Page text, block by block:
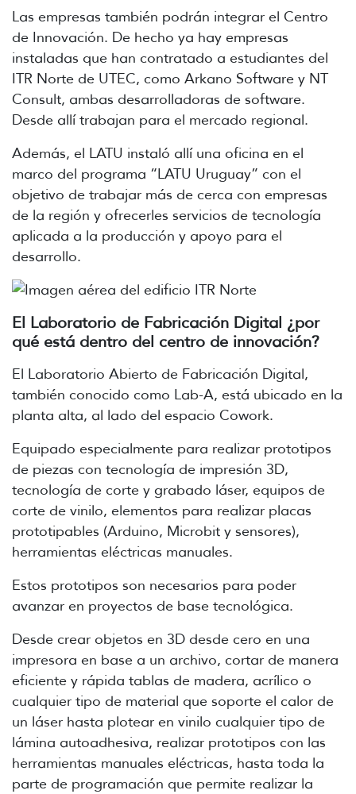
Las empresas también podrán integrar el Centro
de Innovación. De hecho ya hay empresas
instaladas que han contratado a estudiantes del
ITR Norte de UTEC, como Arkano Software y NT
Consult, ambas desarrolladoras de software.
Desde allí trabajan para el mercado regional.
Además, el LATU instaló allí una oficina en el
marco del programa “LATU Uruguay” con el
objetivo de trabajar más de cerca con empresas
de la región y ofrecerles servicios de tecnología
aplicada a la producción y apoyo para el
desarrollo.
El Laboratorio de Fabricación Digital ¿por
qué está dentro del centro de innovación?
El Laboratorio Abierto de Fabricación Digital,
también conocido como Lab-A, está ubicado en la
planta alta, al lado del espacio Cowork.
Equipado especialmente para realizar prototipos
de piezas con tecnología de impresión 3D,
tecnología de corte y grabado láser, equipos de
corte de vinilo, elementos para realizar placas
prototipables (Arduino, Microbit y sensores),
herramientas eléctricas manuales.
Estos prototipos son necesarios para poder
avanzar en proyectos de base tecnológica.
Desde crear objetos en 3D desde cero en una
impresora en base a un archivo, cortar de manera
eficiente y rápida tablas de madera, acrílico o
cualquier tipo de material que soporte el calor de
un láser hasta plotear en vinilo cualquier tipo de
lámina autoadhesiva, realizar prototipos con las
herramientas manuales eléctricas, hasta toda la
parte de programación que permite realizar la